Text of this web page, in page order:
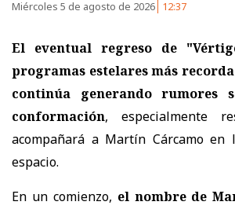
Miércoles 5 de agosto de 2026 12:37
El eventual regreso de
programas estelares más
continúa generando rumores
conformación, especialmente
acompañará a Martín Cárcamo en
espacio.
En un comienzo, el nombre de